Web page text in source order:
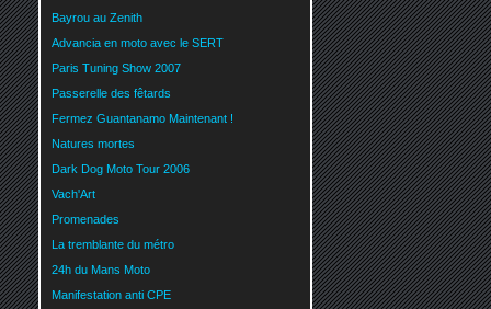
Bayrou au Zenith
Advancia en moto avec le SERT
Paris Tuning Show 2007
Passerelle des fêtards
Fermez Guantanamo Maintenant !
Natures mortes
Dark Dog Moto Tour 2006
Vach'Art
Promenades
La tremblante du métro
24h du Mans Moto
Manifestation anti CPE